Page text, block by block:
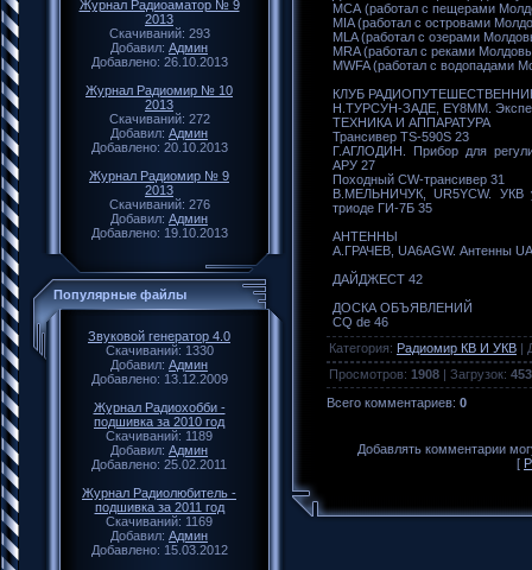
Журнал Радиоаматор № 9
2013
Скачиваний: 293
Добавил: Админ
Добавлено: 26.10.2013
Журнал Радиомир № 10
2013
Скачиваний: 272
Добавил: Админ
Добавлено: 20.10.2013
Журнал Радиомир № 9
2013
Скачиваний: 276
Добавил: Админ
Добавлено: 19.10.2013
Популярные файлы
Звуковой генератор 4.0
Скачиваний: 1330
Добавил: Админ
Добавлено: 13.12.2009
Журнал Радиохобби -
подшивка за 2010 год
Скачиваний: 1189
Добавил: Админ
Добавлено: 25.02.2011
Журнал Радиолюбитель -
подшивка за 2011 год
Скачиваний: 1169
Добавил: Админ
Добавлено: 15.03.2012
МСА (работал с пещерами
MIA (работал с островами
MLA (работал с озерами
MRA (работал с реками
MWFA (работал с водопадами
КЛУБ
Н.ТУРСУН-ЗАДЕ, EY8MM.
ТЕХНИКА И АППАРАТУРА
Трансивер TS-590S 23
Г.АГЛОДИН. Прибор для
АРУ 27
Походный CW-трансивер 31
В.МЕЛЬНИЧУК, UR5YCW. УКВ
триоде ГИ-7Б 35
АНТЕННЫ
А.ГРАЧЕВ, UA6AGW. Антенны
ДАЙДЖЕСТ 42
ДОСКА ОБЪЯВЛЕНИЙ
CQ de 46
Категория: Радиомир КВ И УКВ |
Просмотров: 1908 | Загрузок: 453
Всего комментариев: 0
Добавлять комментарии
[